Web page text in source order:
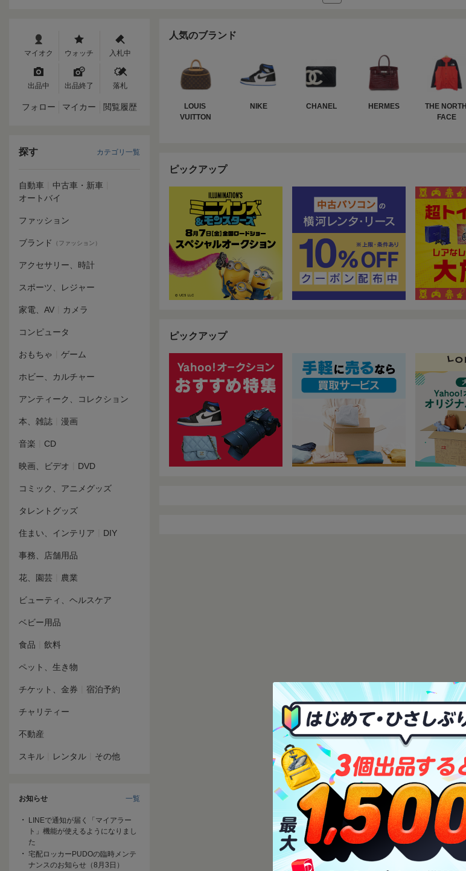
マイオク ウォッチ 入札中
出品中 出品終了 落札
フォロー マイカー 閲覧履歴
探す カテゴリ一覧
自動車 中古車・新車
オートバイ
ファッション
ブランド （ファッション）
アクセサリー、時計
スポーツ、レジャー
家電、AV カメラ
コンピュータ
おもちゃ ゲーム
ホビー、カルチャー
アンティーク、コレクション
本、雑誌 漫画
音楽 CD
映画、ビデオ DVD
コミック、アニメグッズ
タレントグッズ
住まい、インテリア DIY
事務、店舗用品
花、園芸 農業
ビューティ、ヘルスケア
ベビー用品
食品 飲料
ペット、生き物
チケット、金券 宿泊予約
チャリティー
不動産
スキル レンタル その他
お知らせ 一覧
LINEで通知が届く「マイアラー
ト」機能が使えるようになりまし
た
宅配ロッカーPUDOの臨時メンテ
ナンスのお知らせ（8月3日）
人気のブランド
LOUIS
VUITTON
NIKE CHANEL HERMES
THE NORTH
FACE
ピックアップ
ピックアップ